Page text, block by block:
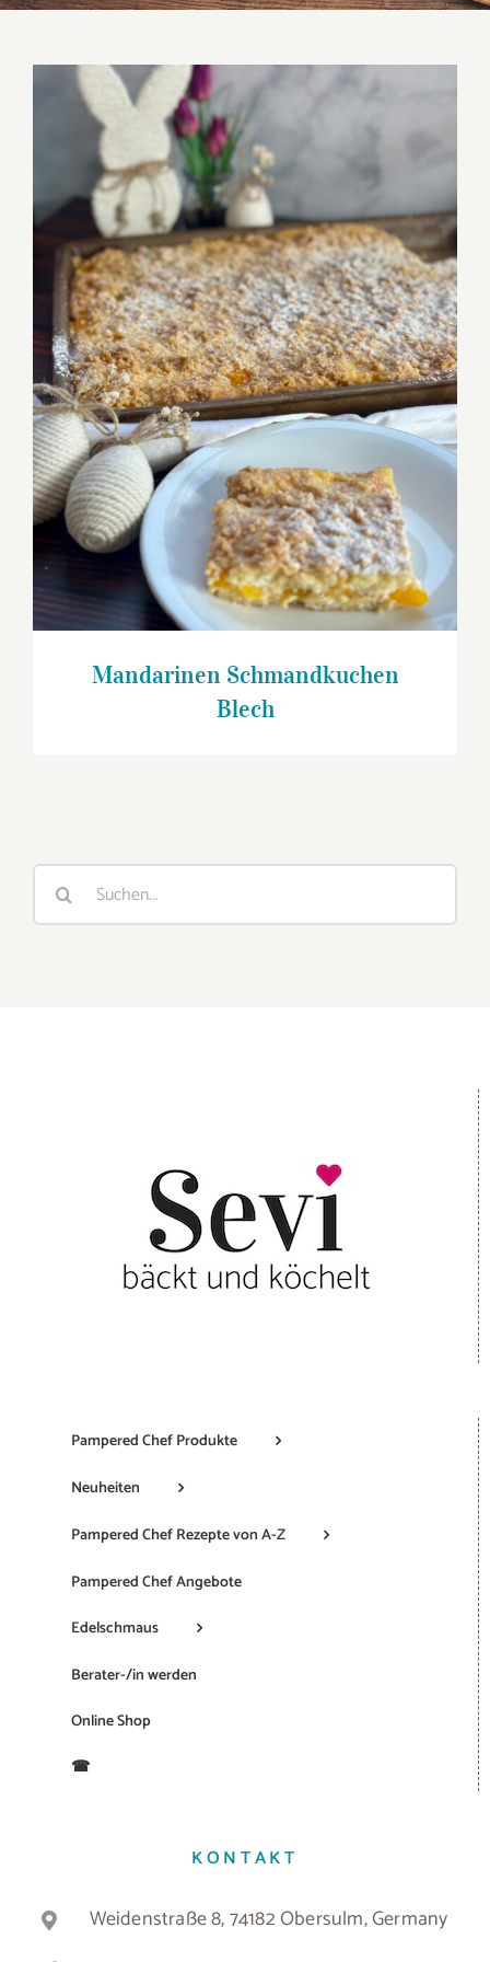
Mandarinen Schmandkuchen Blech
Mandarinen Schmandkuchen
Blech
Suche
nach:
Pampered Chef Produkte
Neuheiten
Pampered Chef Rezepte von A-Z
Pampered Chef Angebote
Edelschmaus
Berater-/in werden
Online Shop
☎
KONTAKT
Weidenstraße 8, 74182 Obersulm, Germany